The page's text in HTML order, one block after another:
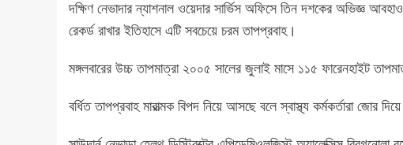
দক্ষিণ নেভাদার ন্যাশনাল ওয়েদার সার্ভিস অফিসে তিন দশকের অভিজ্ঞ
রেকর্ড রাখার ইতিহাসে এটি সবচেয়ে চরম তাপপ্রবাহ।
মঙ্গলবারের উচ্চ তাপমাত্রা ২০০৫ সালের জুলাই মাসে ১১৫ ফারেনহাইট
বর্ধিত তাপপ্রবাহ মারাত্মক বিপদ নিয়ে আসছে বলে স্বাস্থ্য কর্মকর্তারা জোর